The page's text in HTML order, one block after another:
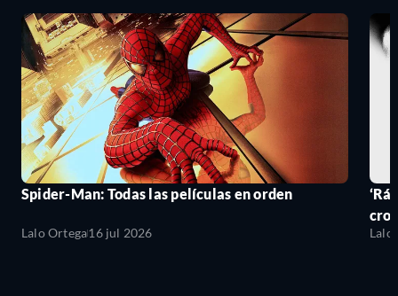
Spider-Man: Todas las películas en orden
Lalo Ortega16 jul 2026 Lalo